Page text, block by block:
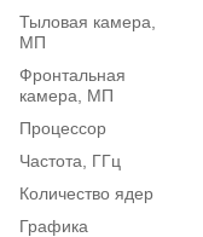
Тыловая камера,
МП
Фронтальная
камера, МП
Процессор
Частота, ГГц
Количество ядер
Графика